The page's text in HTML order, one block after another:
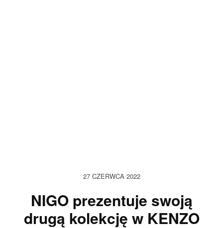
27 CZERWCA 2022
NIGO prezentuje swoją
drugą kolekcję w KENZO